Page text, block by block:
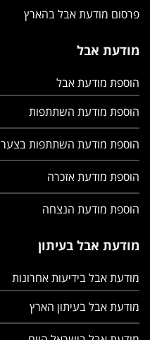
פרסום מודעת אבל בהארץ
מודעת אבל
הוספת מודעת אבל
הוספת מודעת השתתפות
הוספת מודעת השתתפות בצער
הוספת מודעת אזכרה
הוספת מודעת הנצחה
מודעת אבל בעיתון
מודעת אבל בידיעות אחרונות
מודעת אבל בעיתון הארץ